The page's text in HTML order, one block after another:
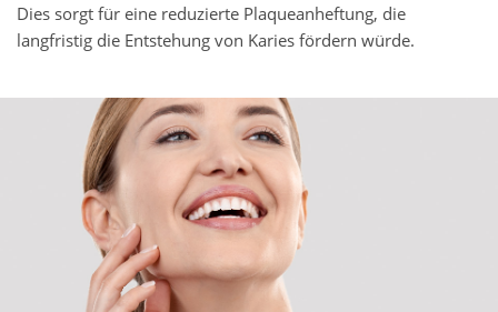
Dies sorgt für eine reduzierte Plaqueanheftung, die
langfristig die Entstehung von Karies fördern würde.